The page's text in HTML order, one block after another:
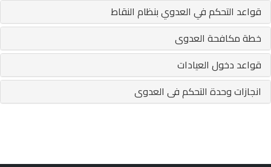
قواعد التحكم في العدوي بنظام النقاط
خطة مكافحة العدوى
قواعد دخول العيادات
انجازات وحدة التحكم فى العدوى